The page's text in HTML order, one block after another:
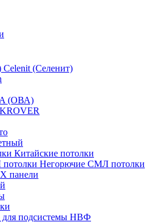
Celenit (Селенит)
(ОВА)
Китайские потолки
Негорючие СМЛ потолки
панели